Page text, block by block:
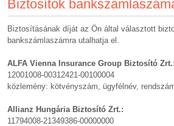
Biztosítók
Biztosításának díját az Ön által választott
bankszámlaszámra utalhatja el.
ALFA Vienna Insurance Group Biztosító Zrt.:
12001008-00312421-00100004
közlemény: kötvényszám, ügyfélnév,
Allianz Hungária Biztosító Zrt.:
11794008-21349386-00000000